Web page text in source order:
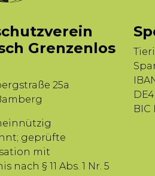
Grenzenlos
25a
geprüfte
mit
nach § 11 Abs. 1 Nr. 5
BIC